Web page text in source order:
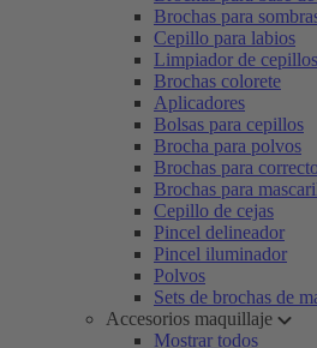
Brochas para
Cepillo para labios
Limpiador de cepillos
Brochas colorete
Aplicadores
Bolsas para cepillos
Brocha para polvos
Brochas para
Brochas para
Cepillo de cejas
Pincel delineador
Pincel iluminador
Polvos
Sets de brochas de
Accesorios maquillaje
Mostrar todos